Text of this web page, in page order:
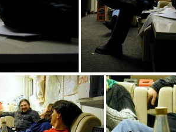
Pam_2_071